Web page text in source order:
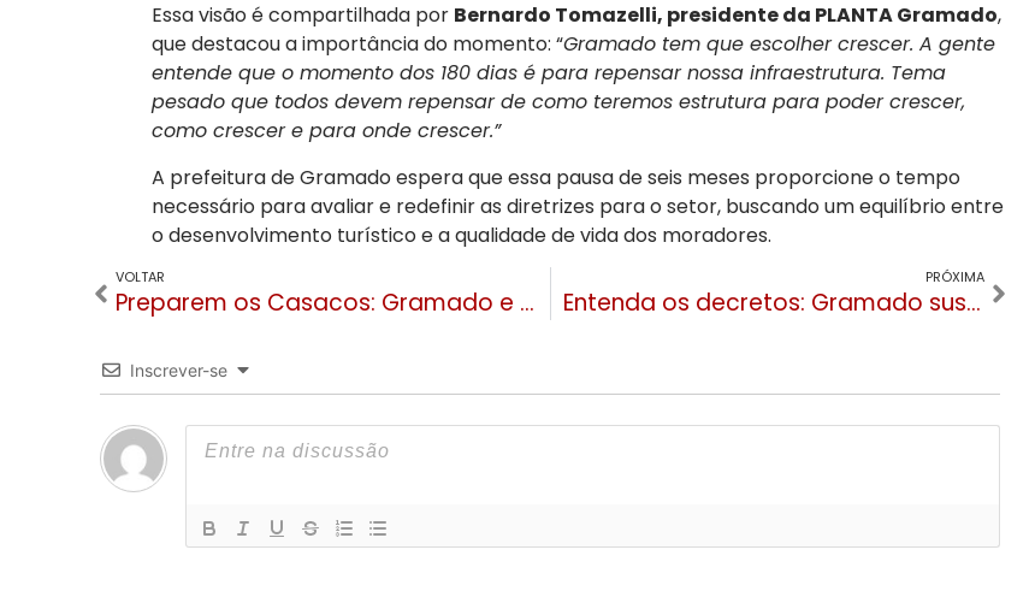
Essa visão é compartilhada por Bernardo Tomazelli, presidente da PLANTA Gramado,
que destacou a importância do momento: “Gramado tem que escolher crescer. A gente
entende que o momento dos 180 dias é para repensar nossa infraestrutura. Tema
pesado que todos devem repensar de como teremos estrutura para poder crescer,
como crescer e para onde crescer.”
A prefeitura de Gramado espera que essa pausa de seis meses proporcione o tempo
necessário para avaliar e redefinir as diretrizes para o setor, buscando um equilíbrio entre
o desenvolvimento turístico e a qualidade de vida dos moradores.
VOLTAR
Preparem os Casacos: Gramado e Canela terão semana congelante com mínimas de -3°C
PRÓXIMA
Entenda os decretos: Gramado suspende novos alvarás para Hotéis e Restaurantes por 180 dias
Inscrever-se